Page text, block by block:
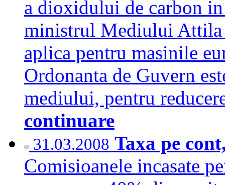
a dioxidului de carbon
ministrul Mediului Attila
aplica pentru masinile
Ordonanta de Guvern
mediului, pentru
continuare
31.03.2008 Taxa pe
Comisioanele incasate